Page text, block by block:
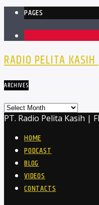
PAGES
RADIO PELITA
ARCHIVES
Archives
PT. Radio Pelita Kasih |
HOME
PODCAST
BLOG
VIDEOS
CONTACTS